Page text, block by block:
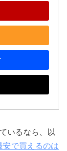
いるなら、以
安で買えるのは